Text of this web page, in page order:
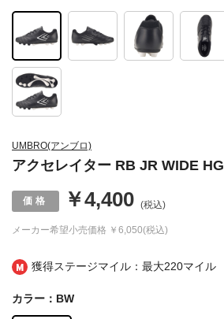
獲得ステージマイル：最大220マイル
UMBRO(アンブロ)
アクセレイター RB JR WIDE HG
メーカー希望小売価格 ￥6,050(税込)
￥4,400 (税込)
カラー：BW